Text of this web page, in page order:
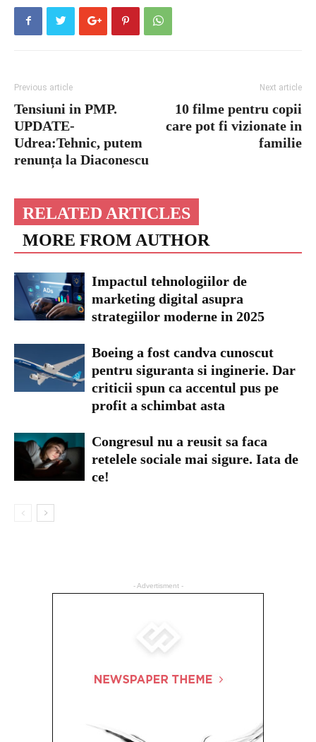
Previous article
Tensiuni in PMP.
UPDATE-
Udrea:Tehnic, putem
renunța la Diaconescu
Next article
10 filme pentru copii
care pot fi vizionate in
familie
RELATED ARTICLES
MORE FROM AUTHOR
Impactul tehnologiilor de
marketing digital asupra
strategiilor moderne in 2025
Boeing a fost candva cunoscut
pentru siguranta si inginerie. Dar
criticii spun ca accentul pus pe
profit a schimbat asta
Congresul nu a reusit sa faca
retelele sociale mai sigure. Iata de
ce!
- Advertisment -